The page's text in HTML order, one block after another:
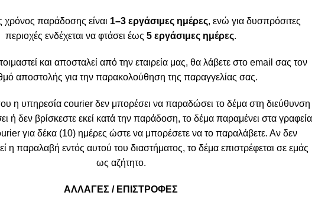
χρόνος παράδοσης είναι 1–3 εργάσιμες ημέρες, ενώ για δυσπρόσιτες
περιοχές ενδέχεται να φτάσει έως 5 εργάσιμες ημέρες.
και αποσταλεί από την εταιρεία μας, θα λάβετε στο email σας τον
αποστολής για την παρακολούθηση της παραγγελίας σας.
η υπηρεσία courier δεν μπορέσει να παραδώσει το δέμα στη διεύθυνση
ή δεν βρίσκεστε εκεί κατά την παράδοση, το δέμα παραμένει στα γραφεία
για δέκα (10) ημέρες ώστε να μπορέσετε να το παραλάβετε. Αν δεν
η παραλαβή εντός αυτού του διαστήματος, το δέμα επιστρέφεται σε εμάς
ως αζήτητο.
ΑΛΛΑΓΕΣ / ΕΠΙΣΤΡΟΦΕΣ